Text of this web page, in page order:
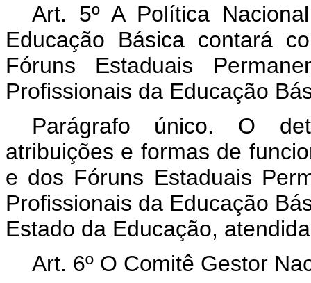
Art. 5º A Política
Educação Básica contará
Fóruns Estaduais
Profissionais da Educação
Parágrafo único. O
atribuições e formas de
e dos Fóruns Estaduais
Profissionais da Educação
Estado da Educação,
Art. 6º O Comitê Gestor